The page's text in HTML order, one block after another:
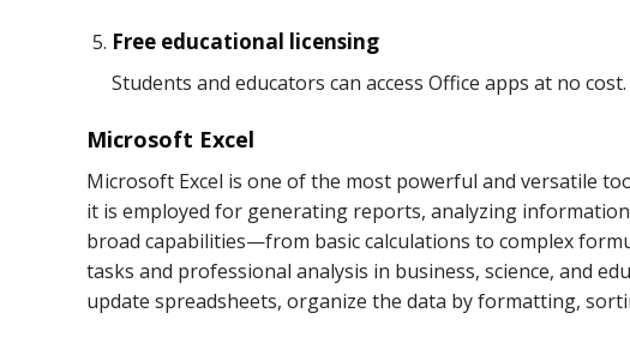
Free educational licensing
Students and educators can access Office apps at no cost.
Microsoft Excel
Microsoft Excel is one of the most powerful and versatile
it is employed for generating reports, analyzing
broad capabilities—from basic calculations to complex
tasks and professional analysis in business, science, and
update spreadsheets, organize the data by formatting,